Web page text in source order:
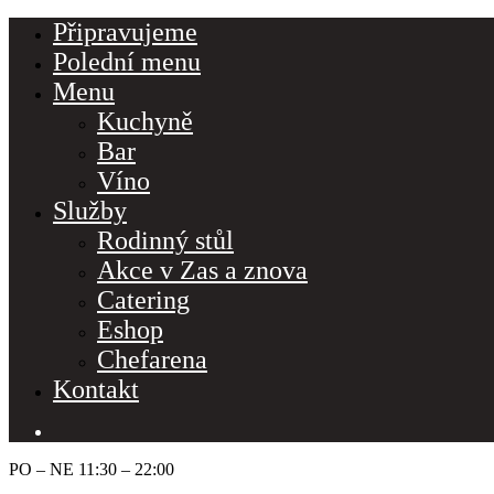
Připravujeme
Polední menu
Menu
Kuchyně
Bar
Víno
Služby
Rodinný stůl
Akce v Zas a znova
Catering
Eshop
Chefarena
Kontakt
PO – NE 11:30 – 22:00
Hours
Thursday-Saturday: 11a-10p